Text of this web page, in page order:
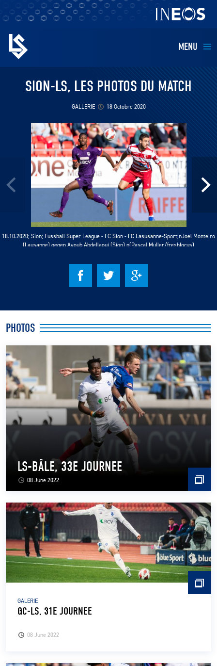
MENU
EQUIPES
BUSINESS
RESTAURATION
CLUB
LS E-SHOP
L’APP DU LS
LS ACADEMY CAMPS
MATCH DES CELEBRITES
PRESSE ET MEDIAS
SION-LS, LES PHOTOS DU MATCH
GALLERIE 18 Octobre 2020
18.10.2020; Sion; Fussball Super League - FC Sion - FC Lasusanne-Sport;nJoel Monteiro
(Lausanne) gegen Ayoub Abdellaoui (Sion) n(Pascal Muller/freshfocus)
PHOTOS
08 June 2022
LS-BÂLE, 33E JOURNEE
08 June 2022
GALERIE
GC-LS, 31E JOURNEE